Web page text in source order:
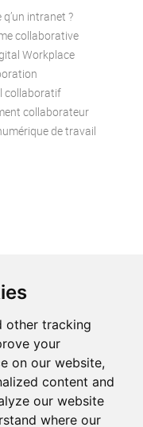
other tracking
your
on our website,
content and
our website
where our
q’un intranet ?
collaborative
Workplace
collaboratif
collaborateur
de travail